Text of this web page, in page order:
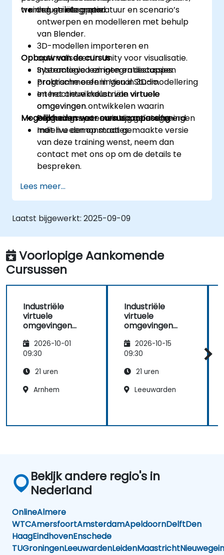
worden geïntegreerd.
training en integratie.
Industriële apparatuur en scenario’s
ontwerpen en modelleren met behulp
van Blender.
3D-modellen importeren en
optimaliseren in Unity voor visualisatie.
Systemlogica en integratiestappen
programmeren in Visual Studio.
Interactieve industriële virtuele
omgevingen ontwikkelen waarin
besturingssystemen zijn geïntegreerd.
Opbouw van de cursus
Interactieve lezingen en discussies.
Praktische oefeningen in 3D-modellering
en het ontwikkelen van virtuele
omgevingen.
Programmeer- en integratieoefeningen
met live demonstraties.
Mogelijkheden voor cursusaanpassing
Indien u een op maat gemaakte versie
van deze training wenst, neem dan
contact met ons op om de details te
bespreken.
Lees meer...
Laatst bijgewerkt: 2025-09-09
Voorlopige Aankomende
Cursussen
Industriële
virtuele
omgevingen
Blender en Visual
Studio
2026-10-01
09:30
21 uren
Arnhem
Industriële
virtuele
omgevingen
Blender en Visual
Studio
2026-10-15
09:30
21 uren
Leeuwarden
Bekijk andere regio's in
Nederland
OnlineAlmere
WTCAmersfoortAmsterdamApeldoornDelftDen
HaagEindhovenEnschede
TUGroningenLeeuwardenLeidenMaastrichtNieuwegein